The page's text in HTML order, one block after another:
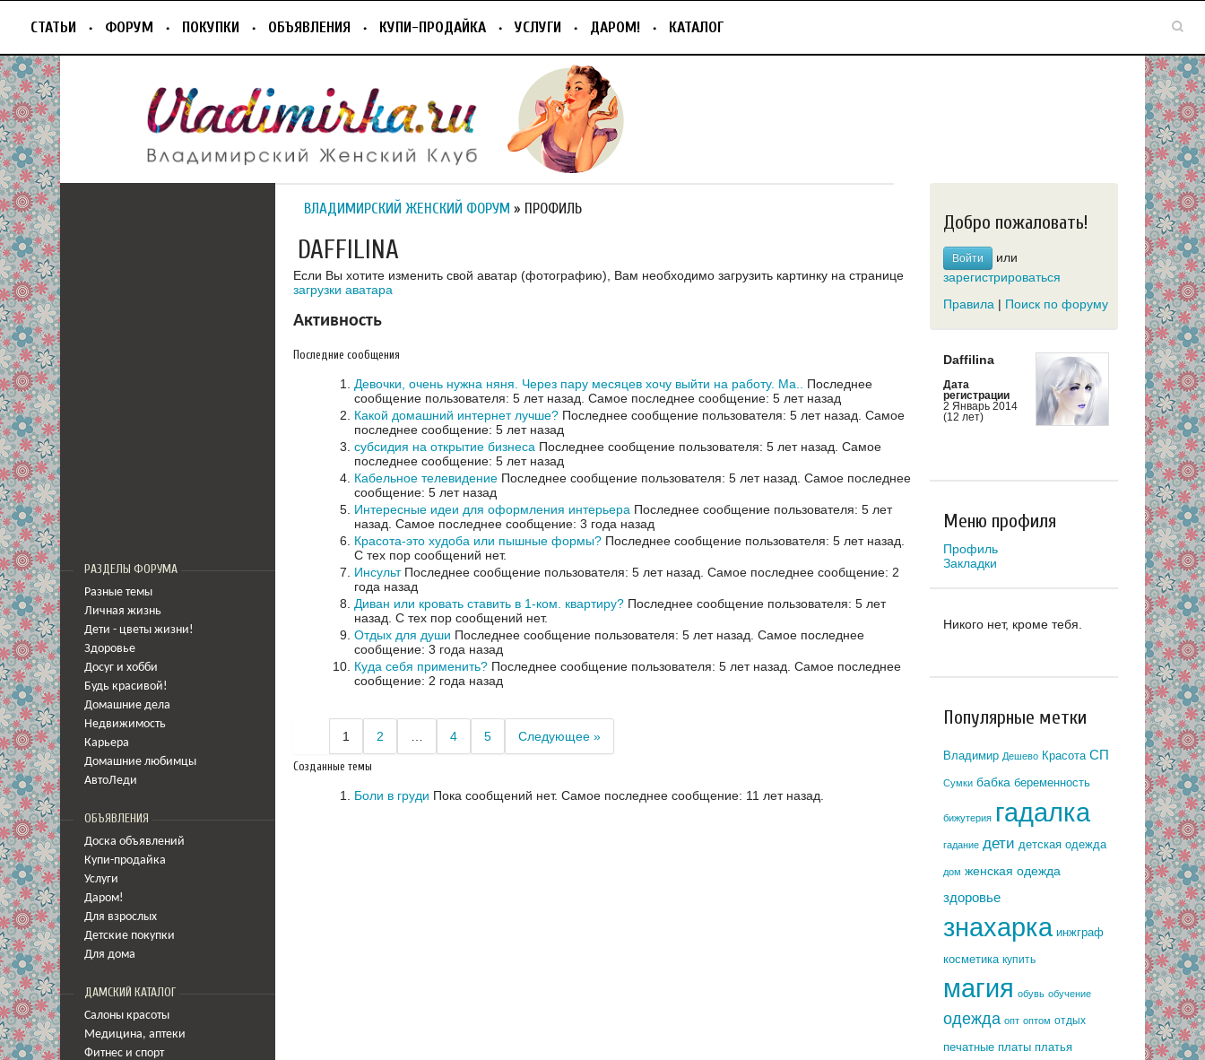
СТАТЬИ ФОРУМ ПОКУПКИ ОБЪЯВЛЕНИЯ КУПИ-ПРОДАЙКА УСЛУГИ ДАРОМ! КАТАЛОГ
РАЗДЕЛЫ ФОРУМА
Разные темы
Личная жизнь
Дети - цветы жизни!
Здоровье
Досуг и хобби
Будь красивой!
Домашние дела
Недвижимость
Карьера
Домашние любимцы
АвтоЛеди
ОБЪЯВЛЕНИЯ
Доска объявлений
Купи-продайка
Услуги
Даром!
Для взрослых
Детские покупки
Для дома
ДАМСКИЙ КАТАЛОГ
Салоны красоты
Медицина, аптеки
Фитнес и спорт
ВЛАДИМИРСКИЙ ЖЕНСКИЙ ФОРУМ » ПРОФИЛЬ
DAFFILINA
Если Вы хотите изменить свой аватар (фотографию), Вам необходимо загрузить картинку на странице
загрузки аватара
Активность
Последние сообщения
Девочки, очень нужна няня. Через пару месяцев хочу выйти на работу. Ма..
Последнее
сообщение пользователя: 5 лет назад. Самое последнее сообщение: 5 лет назад
Какой домашний интернет лучше? Последнее сообщение пользователя: 5 лет назад. Самое
последнее сообщение: 5 лет назад
субсидия на открытие бизнеса Последнее сообщение пользователя: 5 лет назад. Самое
последнее сообщение: 5 лет назад
Кабельное телевидение Последнее сообщение пользователя: 5 лет назад. Самое последнее
сообщение: 5 лет назад
Интересные идеи для оформления интерьера Последнее сообщение пользователя: 5 лет
назад. Самое последнее сообщение: 3 года назад
Красота-это худоба или пышные формы? Последнее сообщение пользователя: 5 лет назад.
С тех пор сообщений нет.
ИнсультПоследнее сообщение пользователя: 5 лет назад. Самое последнее сообщение: 2
года назад
Диван или кровать ставить в 1-ком. квартиру? Последнее сообщение пользователя: 5 лет
назад. С тех пор сообщений нет.
Отдых для души Последнее сообщение пользователя: 5 лет назад. Самое последнее
сообщение: 3 года назад
Куда себя применить? Последнее сообщение пользователя: 5 лет назад. Самое последнее
сообщение: 2 года назад
1 2 4 5 Следующее »
Созданные темы
Боли в груди Пока сообщений нет. Самое последнее сообщение: 11 лет назад.
Добро пожаловать!
Войти
или
зарегистрироваться
Правила | Поиск по форуму
Daffilina
Дата
регистрации
2 Январь 2014
(12 лет)
Меню профиля
Профиль
Закладки
Никого нет, кроме тебя.
Популярные метки
Владимир Дешево Красота СП
Сумки бабка беременность
бижутерия гадалка
гадание дети детская одежда
дом женская одежда
здоровье
знахарка инжграф
косметика купить
магия обувь обучение
одежда опт оптом отдых
печатные платы платья